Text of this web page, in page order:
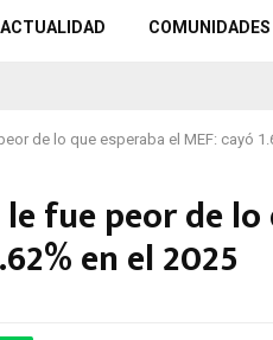
ACTUALIDAD COMUNIDADES
de lo que esperaba el MEF: cayó
fue peor de lo
en el 2025